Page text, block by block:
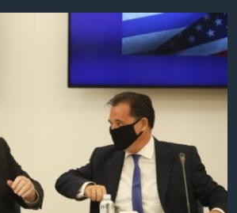
نرگس محمدی برنده جایزه نوبل صلح
همایش محافظه‌کاران آمریکا «سی‌پک»
صفحه‌های ویژه
سفر پرزیدنت ترامپ به چین